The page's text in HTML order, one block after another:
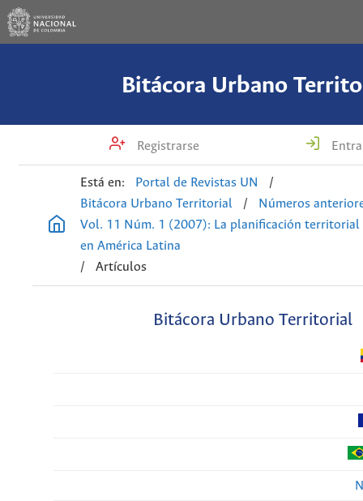
Bitácora Urbano
Registrarse
Está en: Portal de Revistas UN
/
Bitácora Urbano Territorial
/
Números
Vol. 11 Núm. 1 (2007): La planificación territorial
en América Latina
/
Artículos
Bitácora Urbano Territorial